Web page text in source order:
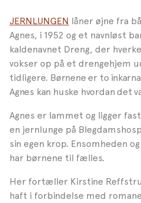
JERNLUNGEN låner øjne fra
Agnes, i 1952 og et navnløst
kaldenavnet Dreng, der
vokser op på et drengehjem
tidligere. Børnene er to
Agnes kan huske hvordan det
Agnes er lammet og ligger
en jernlunge på
sin egen krop. Ensomheden
har børnene til fælles.
Her fortæller Kirstine
haft i forbindelse med